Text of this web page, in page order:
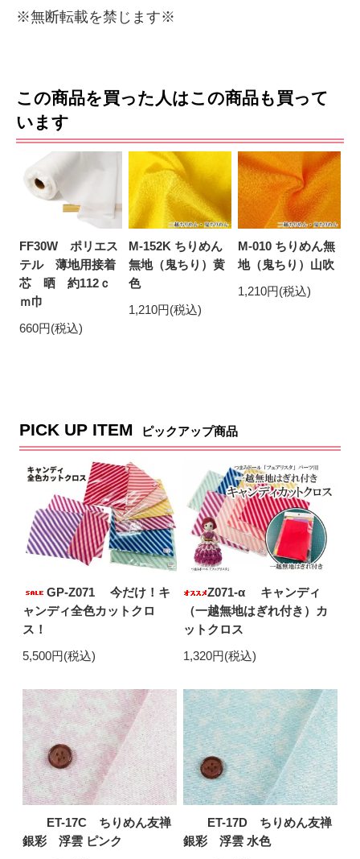
※無断転載を禁じます※
この商品を買った人はこの商品も買って
います
FF30W ポリエス
テル 薄地用接着
芯 晒 約112ｃ
ｍ巾
660円(税込)
M-152K ちりめん
無地（鬼ちり）黄
色
1,210円(税込)
M-010 ちりめん無
地（鬼ちり）山吹
1,210円(税込)
PICK UP ITEM ピックアップ商品
GP-Z071 今だけ！キ
ャンディ全色カットクロ
ス！
5,500円(税込)
Z071-α キャンディ
（一越無地はぎれ付き）カ
ットクロス
1,320円(税込)
ET-17C ちりめん友禅
銀彩 浮雲 ピンク
ET-17D ちりめん友禅
銀彩 浮雲 水色